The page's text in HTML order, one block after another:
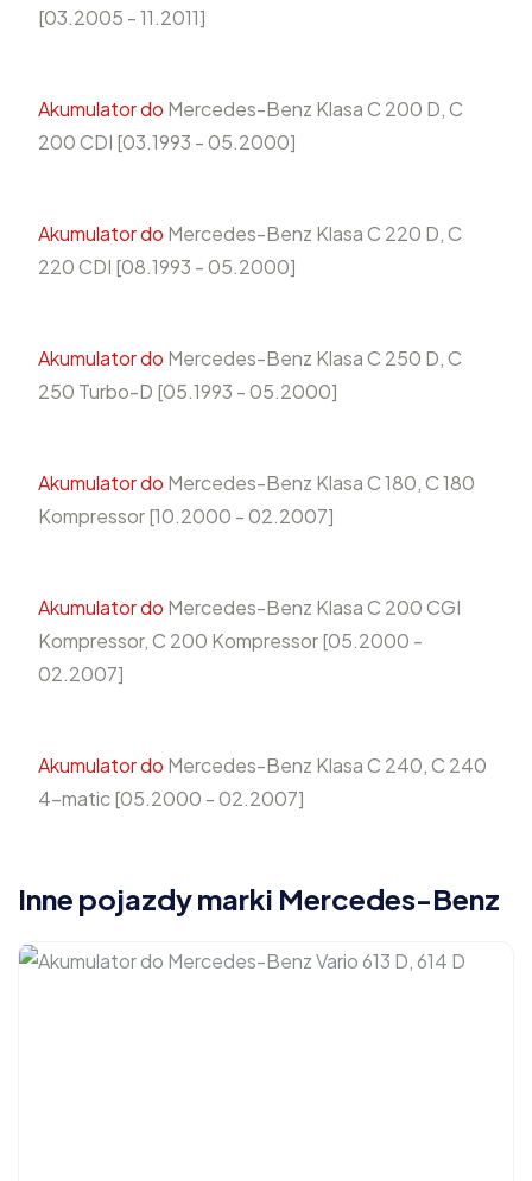
[03.2005 - 11.2011]
Akumulator do Mercedes-Benz Klasa C 200 D, C
200 CDI [03.1993 - 05.2000]
Akumulator do Mercedes-Benz Klasa C 220 D, C
220 CDI [08.1993 - 05.2000]
Akumulator do Mercedes-Benz Klasa C 250 D, C
250 Turbo-D [05.1993 - 05.2000]
Akumulator do Mercedes-Benz Klasa C 180, C 180
Kompressor [10.2000 - 02.2007]
Akumulator do Mercedes-Benz Klasa C 200 CGI
Kompressor, C 200 Kompressor [05.2000 -
02.2007]
Akumulator do Mercedes-Benz Klasa C 240, C 240
4-matic [05.2000 - 02.2007]
Inne pojazdy marki Mercedes-Benz